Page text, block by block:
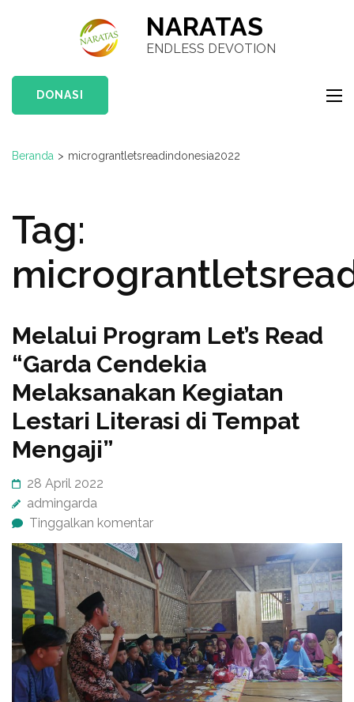
(Tekan
Enter)
NARATAS
ENDLESS DEVOTION
DONASI
Beranda > micrograntletsreadindonesia2022
Tag:
Melalui Program Let’s Read
“Garda Cendekia
Melaksanakan Kegiatan
Lestari Literasi di Tempat
Mengaji”
28 April 2022
admingarda
Tinggalkan komentar